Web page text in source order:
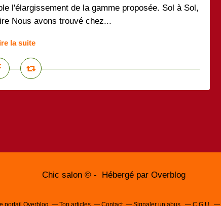
l'élargissement de la gamme proposée. Sol à Sol,
Nous avons trouvé chez...
la suite
Chic salon © - Hébergé par Overblog
portail Overblog Top articles Contact Signaler un abus C.G.U.